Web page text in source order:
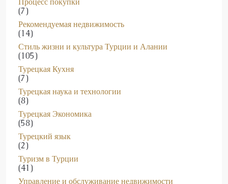
Рекомендуемая недвижимость
(14)
Стиль жизни и культура Турции и Алании
(105)
Турецкая Кухня
(7)
Турецкая наука и технологии
(8)
Турецкая Экономика
(58)
Турецкий язык
(2)
Туризм в Турции
(41)
Управление и обслуживание недвижимости
(7)